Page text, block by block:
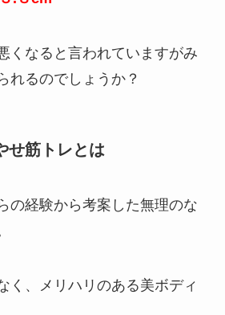
くなると言われていますがみ
れるのでしょうか？
せ筋トレとは
の経験から考案した無理のな
く、メリハリのある美ボディ